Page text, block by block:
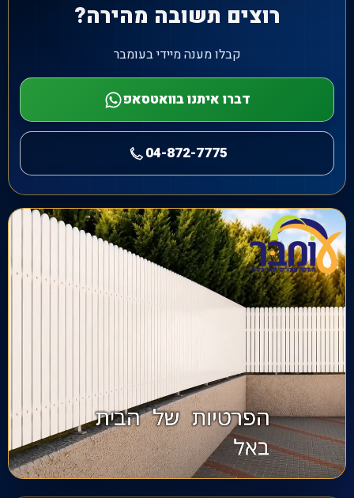
רוצים תשובה מהירה?
קבלו מענה מיידי בעומבר
דברו איתנו בוואטסאפ
04-872-7775